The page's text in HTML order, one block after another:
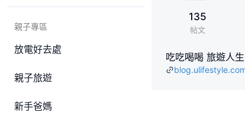
親子專區
放電好去處
親子旅遊
新手爸媽
135
帖文
吃吃喝喝 旅遊人生